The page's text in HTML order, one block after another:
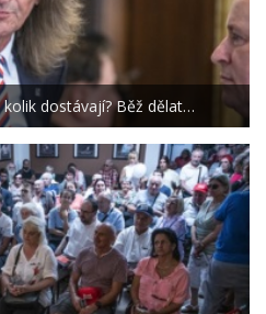
kolik dostávají? Běž dělat…